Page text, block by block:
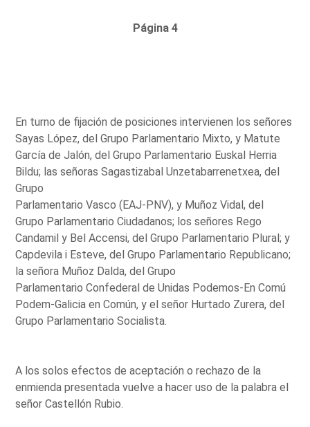
Página 4
En turno de fijación de posiciones intervienen los señores
Sayas López, del Grupo Parlamentario Mixto, y Matute
García de Jalón, del Grupo Parlamentario Euskal Herria
Bildu; las señoras Sagastizabal Unzetabarrenetxea, del
Grupo
Parlamentario Vasco (EAJ-PNV), y Muñoz Vidal, del
Grupo Parlamentario Ciudadanos; los señores Rego
Candamil y Bel Accensi, del Grupo Parlamentario Plural; y
Capdevila i Esteve, del Grupo Parlamentario Republicano;
la señora Muñoz Dalda, del Grupo
Parlamentario Confederal de Unidas Podemos-En Comú
Podem-Galicia en Común, y el señor Hurtado Zurera, del
Grupo Parlamentario Socialista.
A los solos efectos de aceptación o rechazo de la
enmienda presentada vuelve a hacer uso de la palabra el
señor Castellón Rubio.